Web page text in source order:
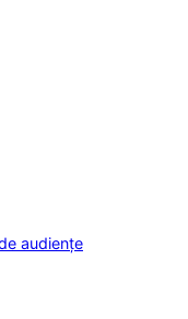
audiențe